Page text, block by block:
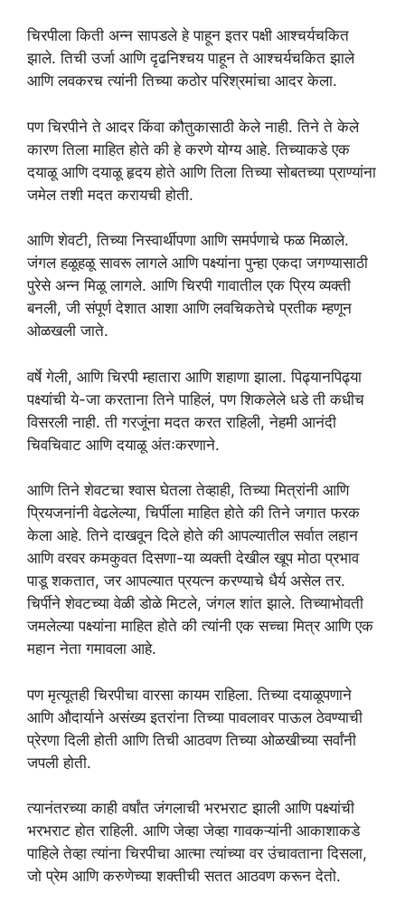
चिरपीला किती अन्न सापडले हे पाहून इतर पक्षी आश्चर्यचकित
झाले. तिची उर्जा आणि दृढनिश्चय पाहून ते आश्चर्यचकित झाले
आणि लवकरच त्यांनी तिच्या कठोर परिश्रमांचा आदर केला.
पण चिरपीने ते आदर किंवा कौतुकासाठी केले नाही. तिने ते केले
कारण तिला माहित होते की हे करणे योग्य आहे. तिच्याकडे एक
दयाळू आणि दयाळू हृदय होते आणि तिला तिच्या सोबतच्या प्राण्यांना
जमेल तशी मदत करायची होती.
आणि शेवटी, तिच्या निस्वार्थीपणा आणि समर्पणाचे फळ मिळाले.
जंगल हळूहळू सावरू लागले आणि पक्ष्यांना पुन्हा एकदा जगण्यासाठी
पुरेसे अन्न मिळू लागले. आणि चिरपी गावातील एक प्रिय व्यक्ती
बनली, जी संपूर्ण देशात आशा आणि लवचिकतेचे प्रतीक म्हणून
ओळखली जाते.
वर्षे गेली, आणि चिरपी म्हातारा आणि शहाणा झाला. पिढ्यानपिढ्या
पक्ष्यांची ये-जा करताना तिने पाहिलं, पण शिकलेले धडे ती कधीच
विसरली नाही. ती गरजूंना मदत करत राहिली, नेहमी आनंदी
चिवचिवाट आणि दयाळू अंतःकरणाने.
आणि तिने शेवटचा श्वास घेतला तेव्हाही, तिच्या मित्रांनी आणि
प्रियजनांनी वेढलेल्या, चिर्पीला माहित होते की तिने जगात फरक
केला आहे. तिने दाखवून दिले होते की आपल्यातील सर्वात लहान
आणि वरवर कमकुवत दिसणा-या व्यक्ती देखील खूप मोठा प्रभाव
पाडू शकतात, जर आपल्यात प्रयत्न करण्याचे धैर्य असेल तर.
चिर्पीने शेवटच्या वेळी डोळे मिटले, जंगल शांत झाले. तिच्याभोवती
जमलेल्या पक्ष्यांना माहित होते की त्यांनी एक सच्चा मित्र आणि एक
महान नेता गमावला आहे.
पण मृत्यूतही चिरपीचा वारसा कायम राहिला. तिच्या दयाळूपणाने
आणि औदार्याने असंख्य इतरांना तिच्या पावलावर पाऊल ठेवण्याची
प्रेरणा दिली होती आणि तिची आठवण तिच्या ओळखीच्या सर्वांनी
जपली होती.
त्यानंतरच्या काही वर्षांत जंगलाची भरभराट झाली आणि पक्ष्यांची
भरभराट होत राहिली. आणि जेव्हा जेव्हा गावकऱ्यांनी आकाशाकडे
पाहिले तेव्हा त्यांना चिरपीचा आत्मा त्यांच्या वर उंचावताना दिसला,
जो प्रेम आणि करुणेच्या शक्तीची सतत आठवण करून देतो.